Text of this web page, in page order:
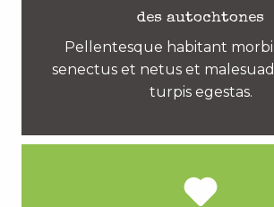
des autochtones
Pellentesque habitant
senectus et netus et
turpis egestas.